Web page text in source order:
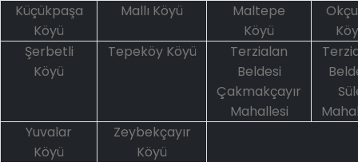
Küçükpaşa
Köyü
Mallı Köyü
Maltepe
Köyü
Şerbetli
Köyü
Tepeköy Köyü
Terzialan
Beldesi
Çakmakçayır
Mahallesi
Yuvalar
Köyü
Zeybekçayır
Köyü